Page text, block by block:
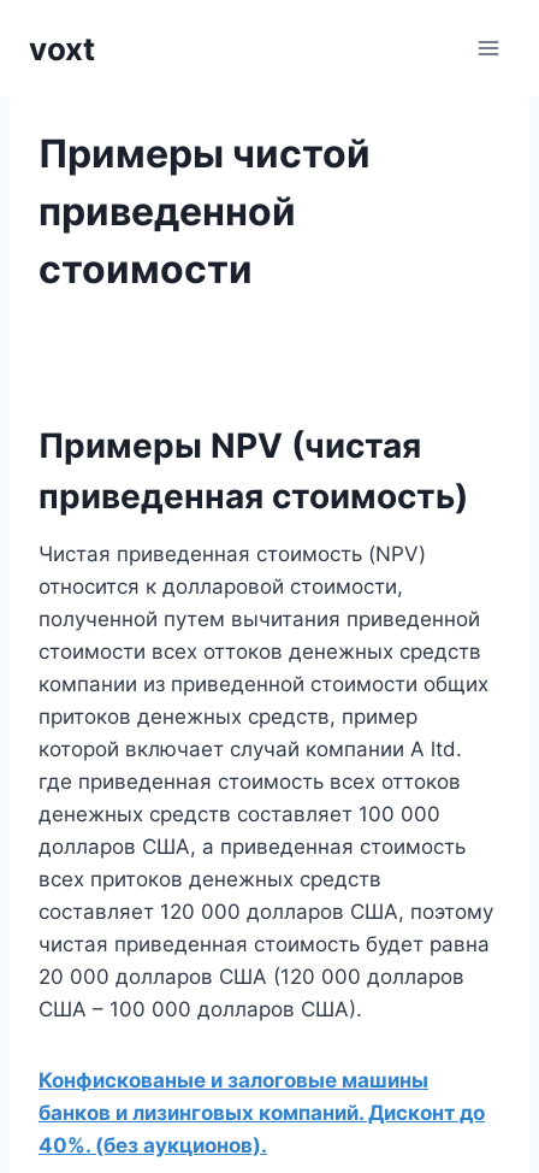
voxt
Примеры чистой
приведенной
стоимости
Примеры NPV (чистая
приведенная стоимость)
Чистая приведенная стоимость (NPV)
относится к долларовой стоимости,
полученной путем вычитания приведенной
стоимости всех оттоков денежных средств
компании из приведенной стоимости общих
притоков денежных средств, пример
которой включает случай компании A ltd.
где приведенная стоимость всех оттоков
денежных средств составляет 100 000
долларов США, а приведенная стоимость
всех притоков денежных средств
составляет 120 000 долларов США, поэтому
чистая приведенная стоимость будет равна
20 000 долларов США (120 000 долларов
США – 100 000 долларов США).
Конфискованые и залоговые машины
банков и лизинговых компаний. Дисконт до
40%. (без аукционов).